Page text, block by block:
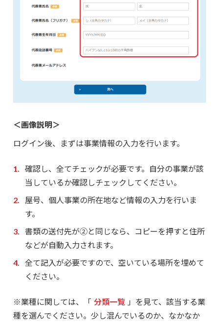
＜画像説明＞
ログイン後、まずは事業情報の入力を行います。
確認し、全てチェックが必要です。自分の事業が該
当しているか確認しチェックしてください。
屋号、個人事業の所在地など情報の入力を行いま
す。
書類の送付先が②と同じなら、コピーを押すと住所
などが自動入力されます。
全て記入が必要ですので、空いている場所を埋めて
ください。
※業種に関しては、「 分類一覧 」を見て、該当する業
種を選んでください。少し混んでいるのか、なかなか